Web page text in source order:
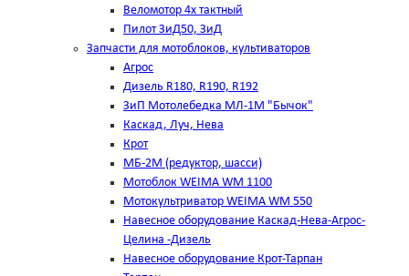
Веломотор 4х тактный
Пилот ЗиД50, ЗиД
Запчасти для мотоблоков, культиваторов
Агрос
Дизель R180, R190, R192
ЗиП Мотолебедка МЛ-1М "Бычок"
Каскад, Луч, Нева
Крот
МБ-2М (редуктор, шасси)
Мотоблок WEIMA WM 1100
Мотокультриватор WEIMA WM 550
Навесное оборудование Каскад-Нева-Агрос-
Целина -Дизель
Навесное оборудование Крот-Тарпан